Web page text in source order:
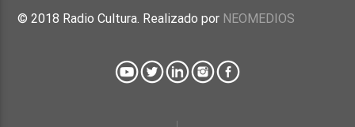
© 2018 Radio Cultura. Realizado por NEOMEDIOS